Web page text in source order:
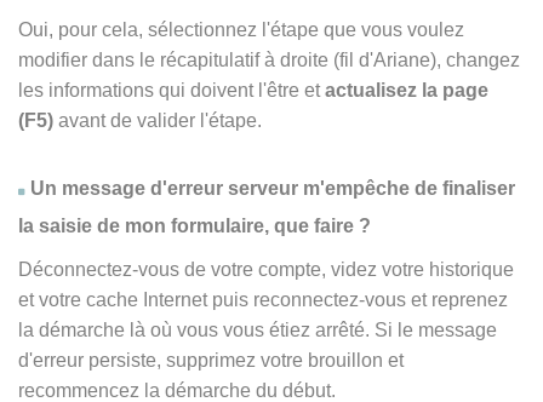
Oui, pour cela, sélectionnez l'étape que vous voulez
modifier dans le récapitulatif à droite (fil d'Ariane), changez
les informations qui doivent l'être etactualisez la page
(F5) avant de valider l'étape.
Un message d'erreur serveur m'empêche de finaliser
la saisie de mon formulaire, que faire ?
Déconnectez-vous de votre compte, videz votre historique
et votre cache Internet puis reconnectez-vous et reprenez
la démarche là où vous vous étiez arrêté. Si le message
d'erreur persiste, supprimez votre brouillon et
recommencez la démarche du début.